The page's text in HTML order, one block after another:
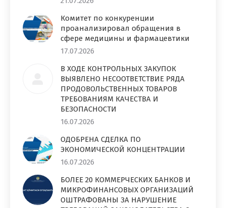
Комитет по конкуренции
проанализировал обращения в
сфере медицины и фармацевтики
17.07.2026
В ХОДЕ КОНТРОЛЬНЫХ ЗАКУПОК
ВЫЯВЛЕНО НЕСООТВЕТСТВИЕ РЯДА
ПРОДОВОЛЬСТВЕННЫХ ТОВАРОВ
ТРЕБОВАНИЯМ КАЧЕСТВА И
БЕЗОПАСНОСТИ
16.07.2026
ОДОБРЕНА СДЕЛКА ПО
ЭКОНОМИЧЕСКОЙ КОНЦЕНТРАЦИИ
16.07.2026
БОЛЕЕ 20 КОММЕРЧЕСКИХ БАНКОВ И
МИКРОФИНАНСОВЫХ ОРГАНИЗАЦИЙ
ОШТРАФОВАНЫ ЗА НАРУШЕНИЕ